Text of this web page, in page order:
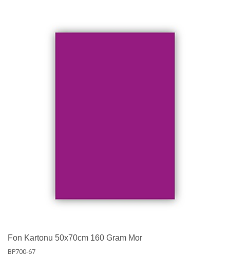
Fon Kartonu 50x70cm 160 Gram Mor
BP700-67